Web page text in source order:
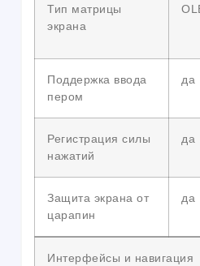
Тип матрицы
экрана
Поддержка ввода
пером
да
Регистрация силы
нажатий
да
Защита экрана от
царапин
да
Интерфейсы и навигация